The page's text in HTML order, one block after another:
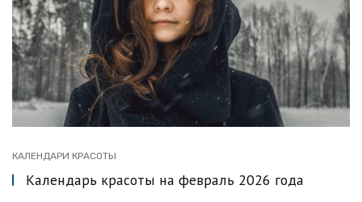
КАЛЕНДАРИ КРАСОТЫ
Календарь красоты на февраль 2026 года